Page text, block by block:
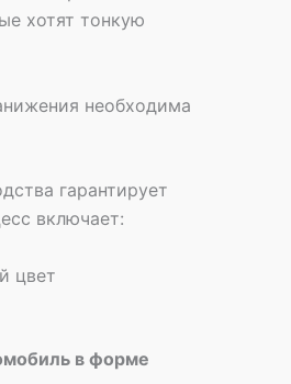
хотят тонкую
необходима
гарантирует
включает:
цвет
в форме